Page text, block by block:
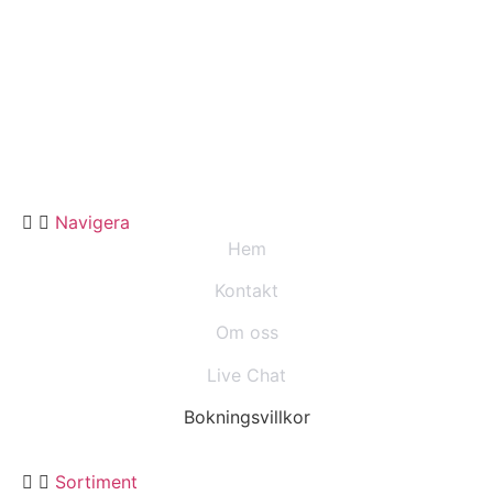
Navigera
Hem
Kontakt
Om oss
Live Chat
Bokningsvillkor
Sortiment